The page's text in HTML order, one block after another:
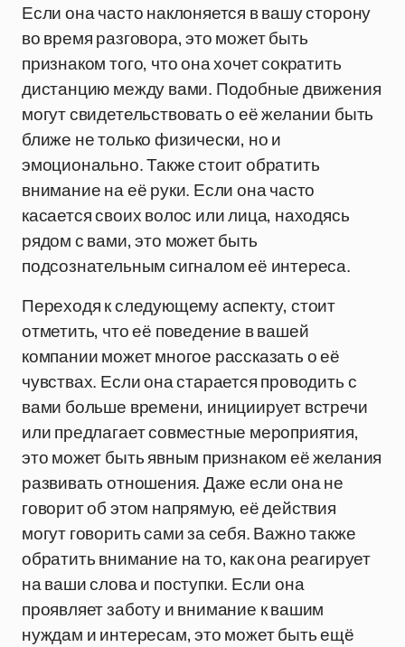
Если она часто наклоняется в вашу сторону
во время разговора, это может быть
признаком того, что она хочет сократить
дистанцию между вами. Подобные движения
могут свидетельствовать о её желании быть
ближе не только физически, но и
эмоционально. Также стоит обратить
внимание на её руки. Если она часто
касается своих волос или лица, находясь
рядом с вами, это может быть
подсознательным сигналом её интереса.
Переходя к следующему аспекту, стоит
отметить, что её поведение в вашей
компании может многое рассказать о её
чувствах. Если она старается проводить с
вами больше времени, инициирует встречи
или предлагает совместные мероприятия,
это может быть явным признаком её желания
развивать отношения. Даже если она не
говорит об этом напрямую, её действия
могут говорить сами за себя. Важно также
обратить внимание на то, как она реагирует
на ваши слова и поступки. Если она
проявляет заботу и внимание к вашим
нуждам и интересам, это может быть ещё